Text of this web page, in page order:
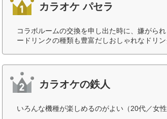
カラオケ パセラ
コラボルームの交換を申し出た時に、嫌がら
ードリンクの種類も豊富だしおしゃれなドリ
カラオケの鉄人
いろんな機種が楽しめるのがよい（20代／女性